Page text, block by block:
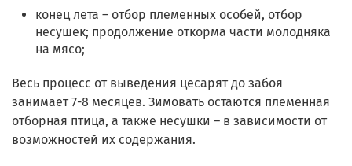
конец лета – отбор племенных особей, отбор
несушек; продолжение откорма части молодняка
на мясо;
Весь процесс от выведения цесарят до забоя
занимает 7-8 месяцев. Зимовать остаются племенная
отборная птица, а также несушки – в зависимости от
возможностей их содержания.